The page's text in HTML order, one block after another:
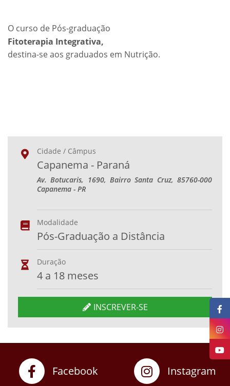
O curso de Pós-graduação
Fitoterapia Integrativa,
destina-se aos graduados em Nutrição.
Cidade / Câmpus
Capanema - Paraná
Av. Botucaris, 1690, Bairro Santa Cruz, 85760-000
Capanema - PR
Modalidade
Pós-Graduação a Distância
Duração
4 a 18 meses
INSCREVER-SE
Facebook Instagram